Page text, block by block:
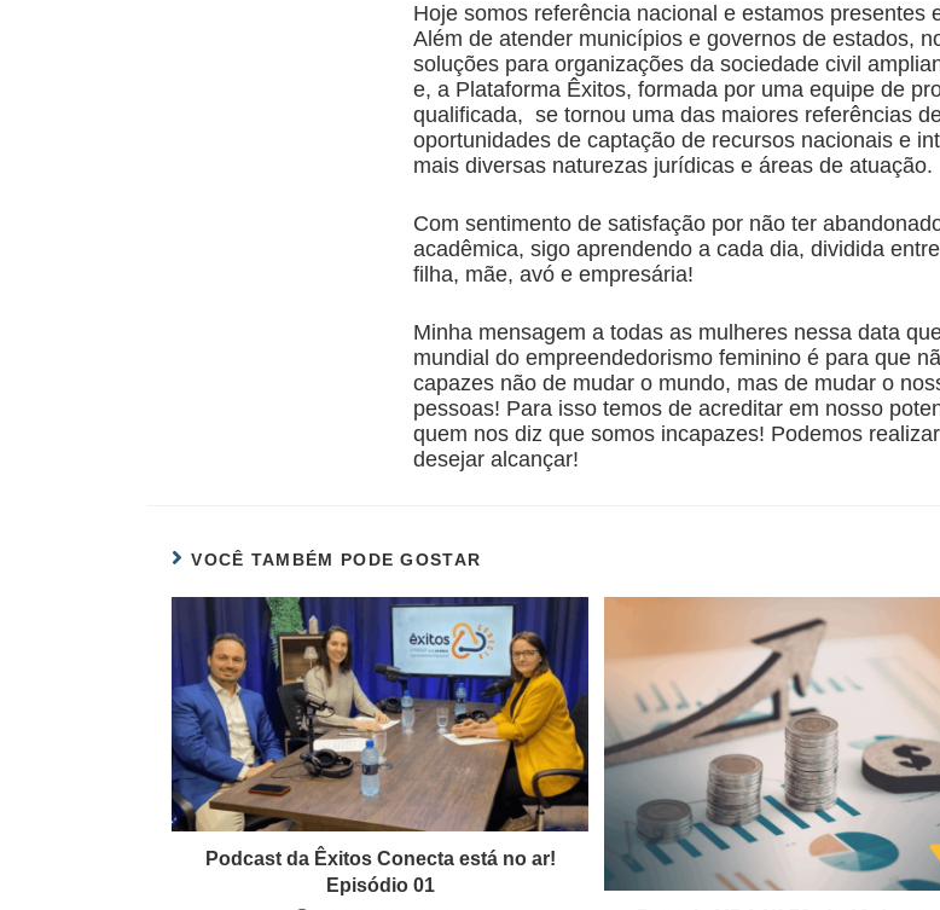
Hoje somos referência nacional e estamos presentes
Além de atender municípios e governos de estados,
soluções para organizações da sociedade civil
e, a Plataforma Êxitos, formada por uma equipe de
qualificada, se tornou uma das maiores referências
oportunidades de captação de recursos nacionais e
mais diversas naturezas jurídicas e áreas de atuação.
Com sentimento de satisfação por não ter
acadêmica, sigo aprendendo a cada dia, dividida
filha, mãe, avó e empresária!
Minha mensagem a todas as mulheres nessa data
mundial do empreendedorismo feminino é para que
capazes não de mudar o mundo, mas de mudar o
pessoas! Para isso temos de acreditar em nosso
quem nos diz que somos incapazes! Podemos
desejar alcançar!
VOCÊ TAMBÉM PODE GOSTAR
Podcast da Êxitos Conecta está no ar!
Episódio 01